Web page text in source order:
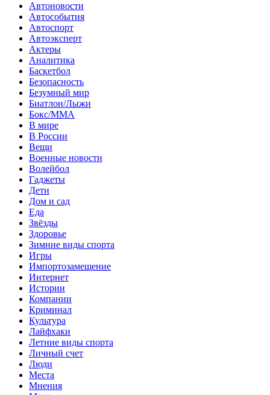
Автоновости
Автособытия
Автоспорт
Автоэксперт
Актеры
Аналитика
Баскетбол
Безопасность
Безумный мир
Биатлон/Лыжи
Бокс/MMA
В мире
В России
Вещи
Военные новости
Волейбол
Гаджеты
Дети
Дом и сад
Еда
Звёзды
Здоровье
Зимние виды спорта
Игры
Импортозамещение
Интернет
Истории
Компании
Криминал
Культура
Лайфхаки
Летние виды спорта
Личный счет
Люди
Места
Мнения